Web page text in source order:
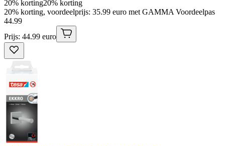
20% korting20% korting
20% korting, voordeelprijs: 35.99 euro met GAMMA Voordeelpas
44.99
Prijs: 44.99 euro